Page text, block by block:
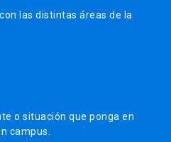
las distintas áreas de la
o situación que ponga en
campus.